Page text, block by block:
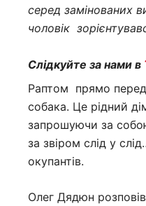
серед замінованих
чоловік
Слідкуйте за нами в
Раптом прямо
собака. Це рідний
запрошуючи за
за звіром слід у
окупантів.
Олег Дядюн